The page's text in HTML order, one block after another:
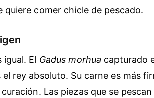
quiere comer chicle de pescado.
igual. El Gadus morhua capturado
el rey absoluto. Su carne es más
Las piezas que se